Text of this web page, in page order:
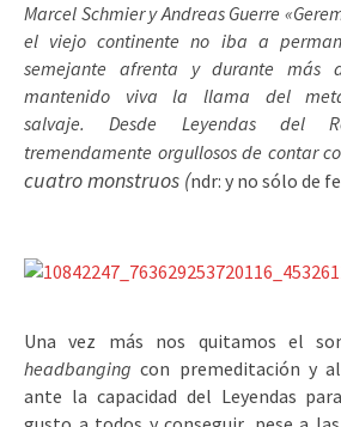
Marcel Schmier y Andreas Guerre
el viejo continente no iba a
semejante afrenta y durante más
mantenido viva la llama del
salvaje. Desde Leyendas del
tremendamente orgullosos de contar
cuatro monstruos (ndr: y no sólo de
Una vez más nos quitamos el
headbanging con premeditación y
ante la capacidad del Leyendas